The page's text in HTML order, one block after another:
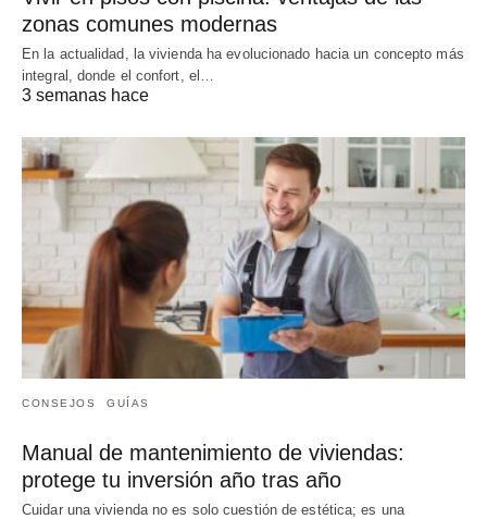
zonas comunes modernas
En la actualidad, la vivienda ha evolucionado hacia un concepto más
integral, donde el confort, el…
3 semanas hace
CONSEJOS GUÍAS
Manual de mantenimiento de viviendas:
protege tu inversión año tras año
Cuidar una vivienda no es solo cuestión de estética; es una